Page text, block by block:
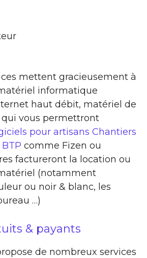
mettent gracieusement à
informatique
haut débit, matériel de
vous permettront
pour artisans Chantiers
comme Fizen ou
factureront la location ou
(notamment
ou noir & blanc, les
…)
& payants
de nombreux services